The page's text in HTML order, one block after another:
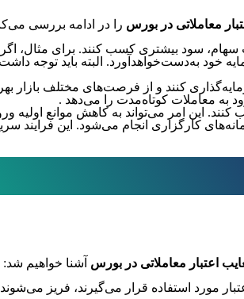
معاملاتی در بورس را در ادامه بررسی
معاملاتی دریافت کند، با افزایش قیمت سهام، سود بیشتری از مجموع ۱۹۰ میلیون تومان سرمایه خود به‌دست‌خواهد‌آورد.
کنند و از فرصت‌های مختلف بازار
به معاملات کوتاه‌مدت را می‌دهد .
این امر می‌تواند به کاهش موانع اولیه
کارگزاری انجام می‌شود. این فرایند
اعتبار معاملاتی در بورس آشنا خواهیم شد:
مورد استفاده قرار می‌گیرند، فریز